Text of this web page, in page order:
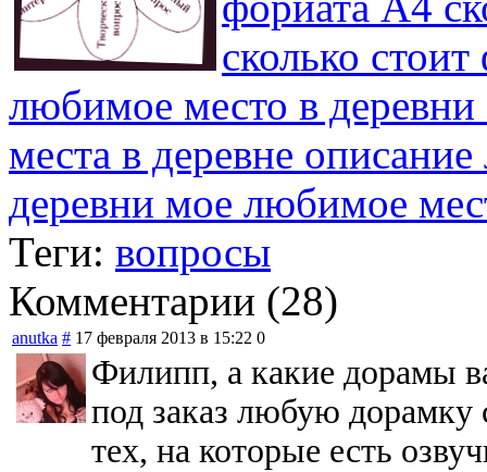
сколько
любимое место в
места в деревне
деревни мое любимое
Теги: вопросы
Комментарии (28)
anutka # 17 февраля 2013 в 15:22 0
Филипп, а какие дорамы
под заказ любую дорамку
тех, на которые есть